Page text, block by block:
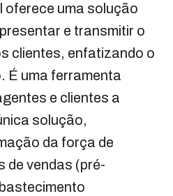
oferece uma solução
e transmitir o
clientes, enfatizando o
É uma ferramenta
e clientes a
solução,
da força de
de vendas (pré-